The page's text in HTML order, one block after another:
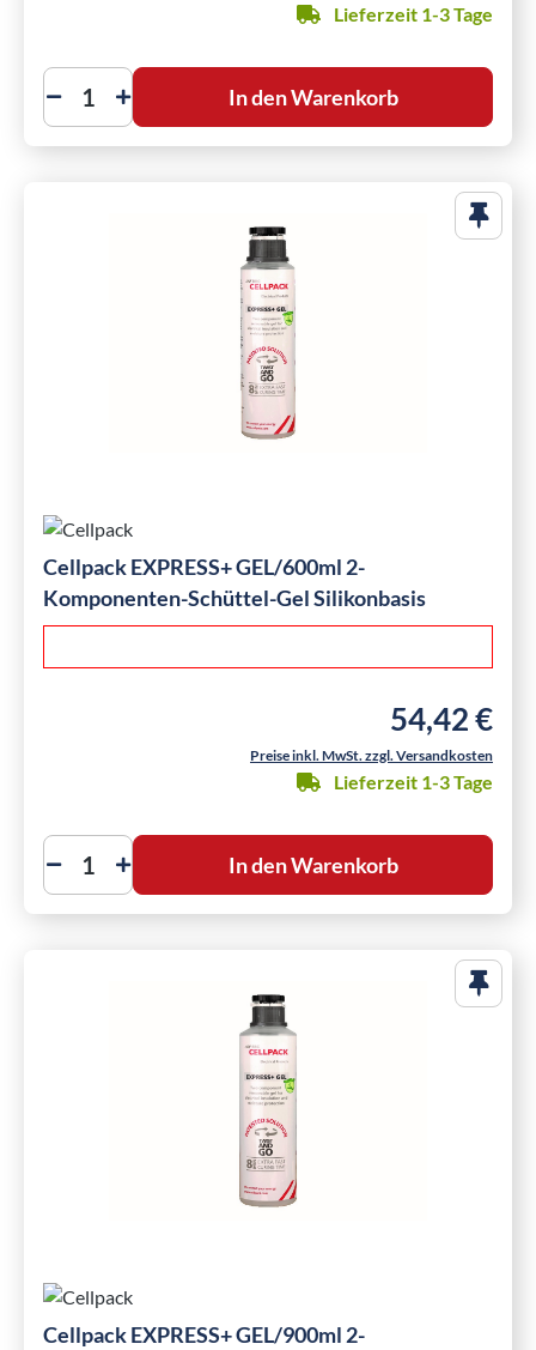
Lieferzeit 1-3 Tage
In den Warenkorb
Cellpack EXPRESS+ GEL/600ml 2-
Komponenten-Schüttel-Gel Silikonbasis
Regulärer
54,42 €
Preise inkl. MwSt. zzgl. Versandkosten
Lieferzeit 1-3 Tage
In den Warenkorb
Cellpack EXPRESS+ GEL/900ml 2-